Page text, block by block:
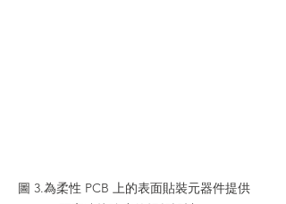
圖 3.為柔性 PCB 上的表面貼裝元器件提供